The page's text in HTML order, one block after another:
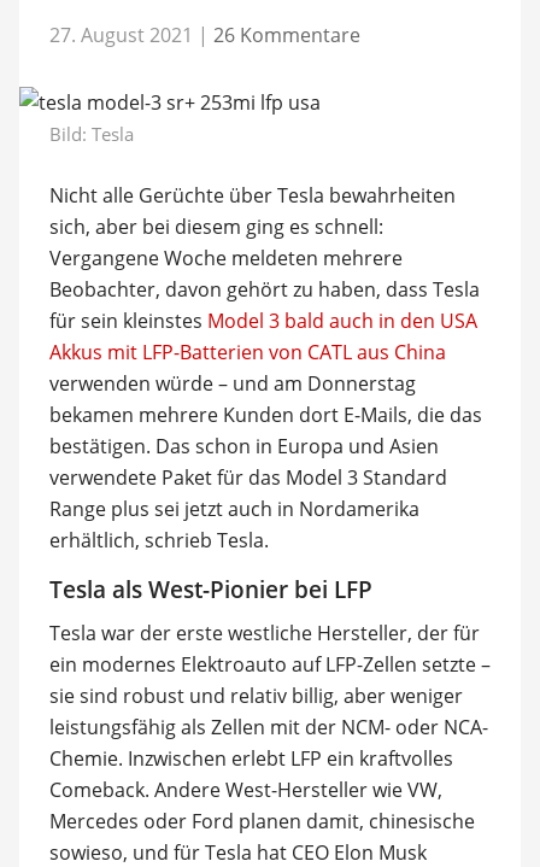
27. August 2021 | 26 Kommentare
Bild: Tesla
Nicht alle Gerüchte über Tesla bewahrheiten
sich, aber bei diesem ging es schnell:
Vergangene Woche meldeten mehrere
Beobachter, davon gehört zu haben, dass Tesla
für sein kleinstes Model 3 bald auch in den USA
Akkus mit LFP-Batterien von CATL aus China
verwenden würde – und am Donnerstag
bekamen mehrere Kunden dort E-Mails, die das
bestätigen. Das schon in Europa und Asien
verwendete Paket für das Model 3 Standard
Range plus sei jetzt auch in Nordamerika
erhältlich, schrieb Tesla.
Tesla als West-Pionier bei LFP
Tesla war der erste westliche Hersteller, der für
ein modernes Elektroauto auf LFP-Zellen setzte –
sie sind robust und relativ billig, aber weniger
leistungsfähig als Zellen mit der NCM- oder NCA-
Chemie. Inzwischen erlebt LFP ein kraftvolles
Comeback. Andere West-Hersteller wie VW,
Mercedes oder Ford planen damit, chinesische
sowieso, und für Tesla hat CEO Elon Musk